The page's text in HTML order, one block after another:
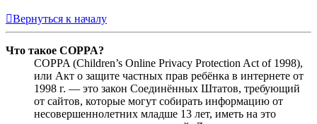
Вернуться к началу
Что такое COPPA?
COPPA (Children’s Online Privacy Protection Act of 1998),
или Акт о защите частных прав ребёнка в интернете от
1998 г. — это закон Соединённых Штатов, требующий
от сайтов, которые могут собирать информацию от
несовершеннолетних младше 13 лет, иметь на это